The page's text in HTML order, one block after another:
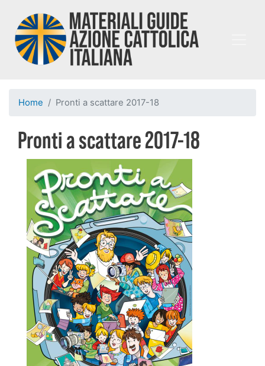
contenuto
Home Pronti a scattare 2017-18
Pronti a scattare 2017-18